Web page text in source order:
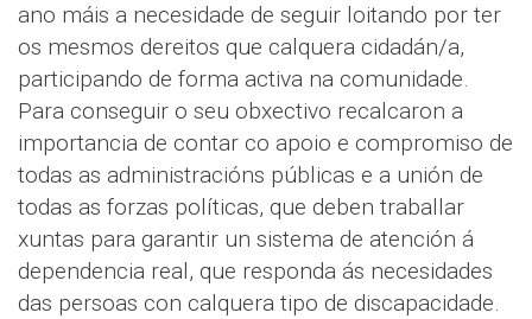
ano máis a necesidade de seguir loitando por ter
os mesmos dereitos que calquera cidadán/a,
participando de forma activa na comunidade.
Para conseguir o seu obxectivo recalcaron a
importancia de contar co apoio e compromiso de
todas as administracións públicas e a unión de
todas as forzas políticas, que deben traballar
xuntas para garantir un sistema de atención á
dependencia real, que responda ás necesidades
das persoas con calquera tipo de discapacidade.